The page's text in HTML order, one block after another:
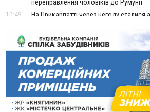
переправлення чоловіків до Румунії
10:49
На Прикарпатті через негоду сталися
10:43
За змову на тендері для Долинської
підприємців оштрафували на 272
10:09
Яремчанський суд виніс вирок
вкрав із супермаркету пляшку віскі за
09:53
В урочищі біля Галича археологи
вагову гирку XII–XIII століть
09:39
У Франківську медики провели серію